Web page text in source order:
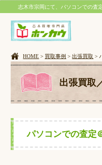
志木市宗岡にて、パソコンでの査
HOME > 買取事例 >出張買取 >
出張買取
パソコンでの査定